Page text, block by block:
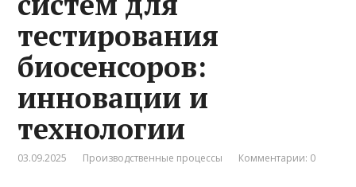
тестирования
биосенсоров:
инновации и
технологии
03.09.2025 Производственные процессы Комментарии: 0